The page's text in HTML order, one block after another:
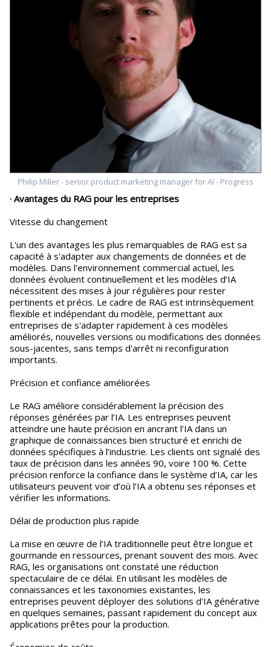
Philip Miller - senior product marketing manager for AI - Progress
· Avantages du RAG pour les entreprises
Vitesse du changement
L'un des avantages les plus remarquables de RAG est sa
capacité à s'adapter aux changements de données et de
modèles. Dans l’environnement commercial actuel, les
données évoluent continuellement et les modèles d’IA
nécessitent des mises à jour régulières pour rester
pertinents et précis. Le cadre de RAG est intrinsèquement
flexible et indépendant du modèle, permettant aux
entreprises de s'adapter rapidement à ces modèles
améliorés, nouvelles versions ou modifications des données
sous-jacentes, sans temps d'arrêt ni reconfiguration
importants.
Précision et confiance améliorées
Le RAG améliore considérablement la précision des
réponses générées par l’IA. Les entreprises peuvent
atteindre une haute précision en ancrant l’IA dans un
graphique de connaissances bien structuré et enrichi de
données spécifiques à l’industrie. Les clients ont signalé des
taux de précision dans les années 90, voire 100 %. Cette
précision renforce la confiance dans le système d’IA, car les
utilisateurs peuvent voir d’où l’IA a obtenu ses réponses et
vérifier les informations.
Délai de production plus rapide
La mise en œuvre de l’IA traditionnelle peut être longue et
gourmande en ressources, prenant souvent des mois. Avec
RAG, les organisations ont constaté une réduction
spectaculaire de ce délai. En utilisant les modèles de
connaissances et les taxonomies existantes, les
entreprises peuvent déployer des solutions d'IA générative
en quelques semaines, passant rapidement du concept aux
applications prêtes pour la production.